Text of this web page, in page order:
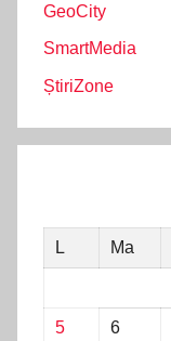
GeoCity
SmartMedia
ȘtiriZone
L
Ma
5 6